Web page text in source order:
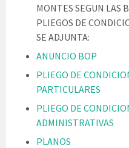
MONTES SEGUN LAS
PLIEGOS DE
SE ADJUNTA:
ANUNCIO BOP
PLIEGO DE
PARTICULARES
PLIEGO DE
ADMINISTRATIVAS
PLANOS